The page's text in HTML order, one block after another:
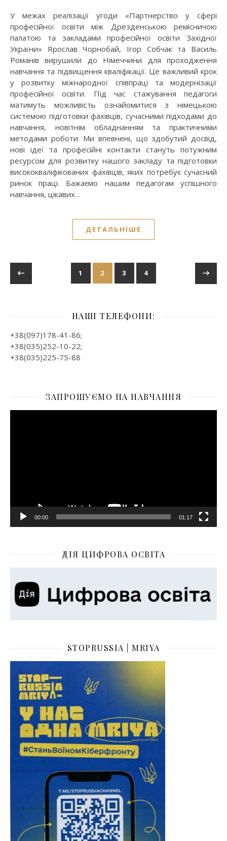
У межах реалізації угоди «Партнерство у сфері
професійної освіти між Дрезденською ремісничою
палатою та закладами професійної освіти Західної
України» Ярослав Чорнобай, Ігор Собчак та Василь
Романів вирушили до Німеччини для проходження
навчання та підвищення кваліфікації. Це важливий крок
у розвитку міжнародної співпраці та модернізації
професійної освіти. Під час стажування педагоги
матимуть можливість ознайомитися з німецькою
системою підготовки фахівців, сучасними підходами до
навчання, новітнім обладнанням та практичними
методами роботи. Ми впевнені, що здобутий досвід,
нові ідеї та професійні контакти стануть потужним
ресурсом для розвитку нашого закладу та підготовки
висококваліфікованих фахівців, яких потребує сучасний
ринок праці. Бажаємо нашим педагогам успішного
навчання, цікавих…
ДЕТАЛЬНІШЕ
1 2 3 4
НАШІ ТЕЛЕФОНИ:
+38(097)178-41-86;
+38(035)252-10-22;
+38(035)225-75-88
ЗАПРОШУЄМО НА НАВЧАННЯ
00:00 01:17
ДІЯ ЦИФРОВА ОСВІТА
STOPRUSSIA | MRIYA